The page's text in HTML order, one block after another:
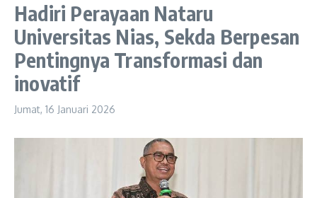
Hadiri Perayaan Nataru
Universitas Nias, Sekda Berpesan
Pentingnya Transformasi dan
inovatif
Jumat, 16 Januari 2026